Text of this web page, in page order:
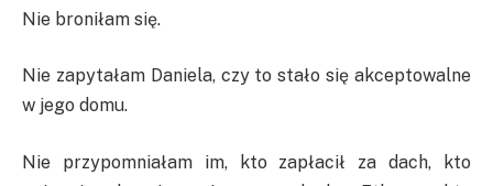
Nie broniłam się.
Nie zapytałam Daniela, czy to stało się akceptowalne
w jego domu.
Nie przypomniałam im, kto zapłacił za dach, kto